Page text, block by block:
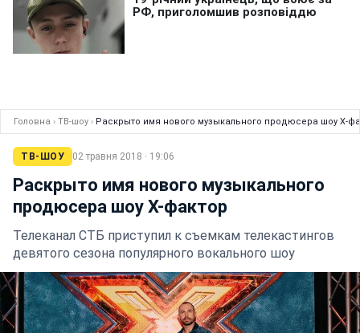
Головна › ТВ-шоу › Раскрыто имя нового музыкального продюсера шоу Х-
ТВ-ШОУ 02 травня 2018 · 19:06
Раскрыто имя нового музыкального
продюсера шоу Х-фактор
Телеканал СТБ приступил к съемкам телекастингов
девятого сезона популярного вокального шоу